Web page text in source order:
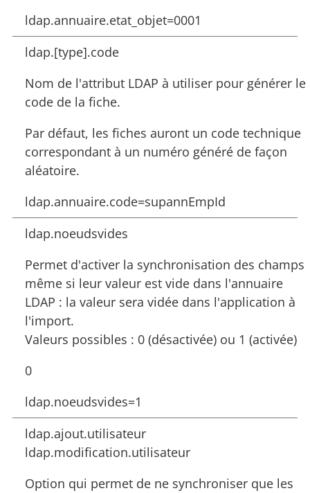
ldap.annuaire.etat_objet=0001
ldap.[type].code
Nom de l'attribut LDAP à utiliser pour générer le
code de la fiche.
Par défaut, les fiches auront un code technique
correspondant à un numéro généré de façon
aléatoire.
ldap.annuaire.code=supannEmpId
ldap.noeudsvides
Permet d'activer la synchronisation des champs
même si leur valeur est vide dans l'annuaire
LDAP : la valeur sera vidée dans l'application à
l'import.
Valeurs possibles : 0 (désactivée) ou 1 (activée)
0
ldap.noeudsvides=1
ldap.ajout.utilisateur
ldap.modification.utilisateur
Option qui permet de ne synchroniser que les